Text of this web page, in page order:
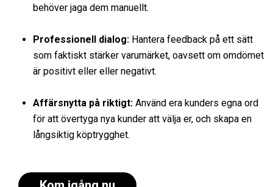
behöver jaga dem manuellt.
Professionell dialog: Hantera feedback på ett sätt
som faktiskt stärker varumärket, oavsett om omdömet
är positivt eller eller negativt.
Affärsnytta på riktigt: Använd era kunders egna ord
för att övertyga nya kunder att välja er, och skapa en
långsiktig köptrygghet.